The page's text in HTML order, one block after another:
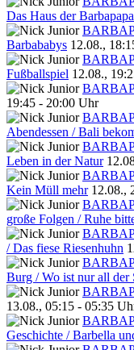
Das Haus der
Barbababys 12.08.,
Fußballspiel 12.08.,
19:45 - 20:00 Uhr
Abendessen / Bali
Leben in der Natur
Kein Müll mehr 12.08.,
große Folgen / Ruhe
/ Das fiese Riesenhuhn
Burg / Wo ist nur all der
13.08., 05:15 - 05:35
Geschichte / Barbella